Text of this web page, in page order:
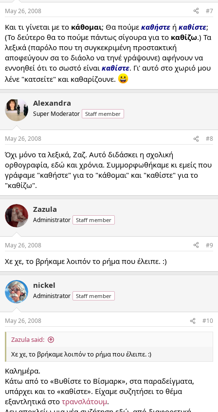
May 26, 2008 #7
Και τι γίνεται με το κάθομαι; Θα πούμε καθήστε ή καθίστε;
(Το δεύτερο θα το πούμε πάντως σίγουρα για το καθίζω.) Τα
λεξικά (παρόλο που τη συγκεκριμένη προστακτική
αποφεύγουν σα το διάολο να τηνέ γράψουνε) αφήνουν να
εννοηθεί ότι το σωστό είναι καθίστε. Γι' αυτό στο χωριό μου
λένε "κατσείτε" και καθαρίζουνε.
Alexandra
Super Moderator Staff member
May 26, 2008 #8
Όχι μόνο τα λεξικά, Ζαζ. Αυτό διδάσκει η σχολική
ορθογραφία, εδώ και χρόνια. Συμμορφωθήκαμε κι εμείς που
γράφαμε "καθήστε" για το "κάθομαι" και "καθίστε" για το
"καθίζω".
Zazula
Administrator Staff member
May 26, 2008 #9
Χε χε, το βρήκαμε λοιπόν το ρήμα που έλειπε. :)
nickel
Administrator Staff member
May 26, 2008 #10
Zazula said:
Χε χε, το βρήκαμε λοιπόν το ρήμα που έλειπε. :)
Καλημέρα.
Κάτω από το «Βυθίστε το Βίσμαρκ», στα παραδείγματα,
υπάρχει και το «καθίστε». Είχαμε συζητήσει το θέμα
εξαντλητικά στο τρανσλάτουμ.